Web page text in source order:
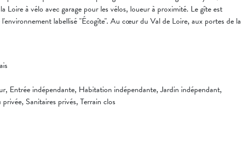
Loire à vélo avec garage pour les vélos, loueur à proximité. Le gîte est
labellisé "Écogîte". Au cœur du Val de Loire, aux portes de la
Entrée indépendante, Habitation indépendante, Jardin indépendant,
Sanitaires privés, Terrain clos